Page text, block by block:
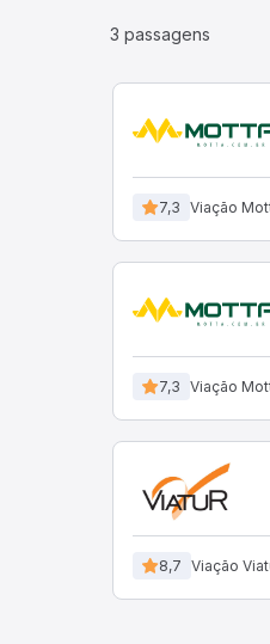
3 passagens
7,3 Viação
7,3 Viação
8,7 Viação